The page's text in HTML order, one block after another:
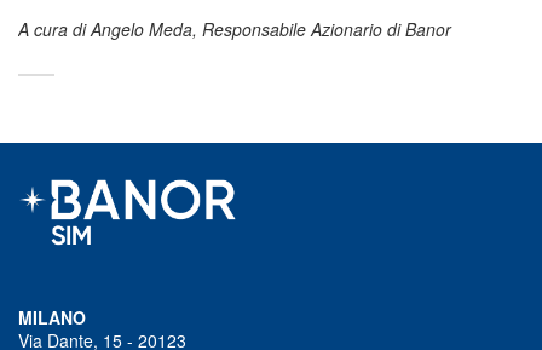
A cura di Angelo Meda, Responsabile Azionario di Banor
MILANO
Via Dante, 15 - 20123